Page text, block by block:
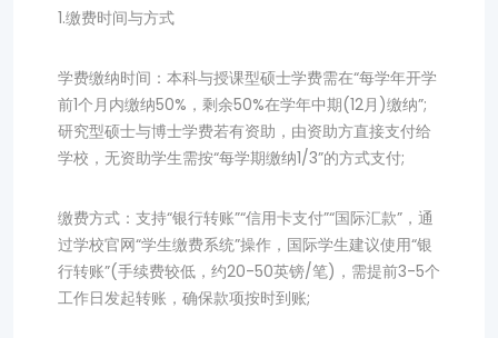
1.缴费时间与方式
学费缴纳时间：本科与授课型硕士学费需在“每学年开学
前1个月内缴纳50%，剩余50%在学年中期(12月)缴纳”;
研究型硕士与博士学费若有资助，由资助方直接支付给
学校，无资助学生需按“每学期缴纳1/3”的方式支付;
缴费方式：支持“银行转账”“信用卡支付”“国际汇款”，通
过学校官网“学生缴费系统”操作，国际学生建议使用“银
行转账”(手续费较低，约20-50英镑/笔)，需提前3-5个
工作日发起转账，确保款项按时到账;